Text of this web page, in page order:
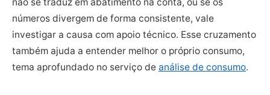
números divergem de forma consistente, vale
investigar a causa com apoio técnico. Esse cruzamento
também ajuda a entender melhor o próprio consumo,
tema aprofundado no serviço de análise de consumo.